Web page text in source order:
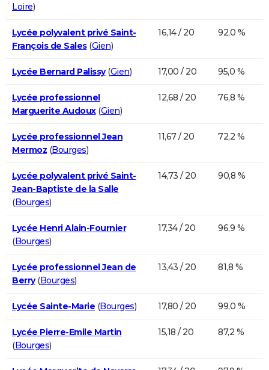
Loire)
Lycée polyvalent privé Saint-
François de Sales(Gien)
16,14 / 20 92,0 %
Lycée Bernard Palissy(Gien) 17,00 / 20 95,0 %
Lycée professionnel
Marguerite Audoux(Gien)
12,68 / 20 76,8 %
Lycée professionnel Jean
Mermoz (Bourges)
11,67 / 20 72,2 %
Lycée polyvalent privé Saint-
Jean-Baptiste de la Salle
(Bourges)
14,73 / 20 90,8 %
Lycée Henri Alain-Fournier
(Bourges)
17,34 / 20 96,9 %
Lycée professionnel Jean de
Berry(Bourges)
13,43 / 20 81,8 %
Lycée Sainte-Marie (Bourges) 17,80 / 20 99,0 %
Lycée Pierre-Emile Martin
(Bourges)
15,18 / 20 87,2 %